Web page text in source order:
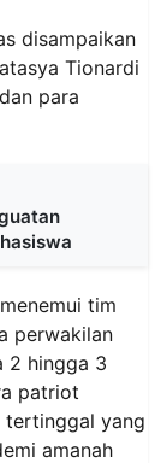
disampaikan
Tionardi
para
tim
perwakilan
2 hingga 3
patriot
tertinggal yang
amanah